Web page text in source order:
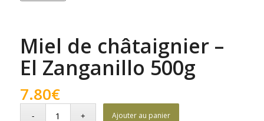
Miel de châtaignier –
El Zanganillo 500g
7.80€
Ajouter au panier